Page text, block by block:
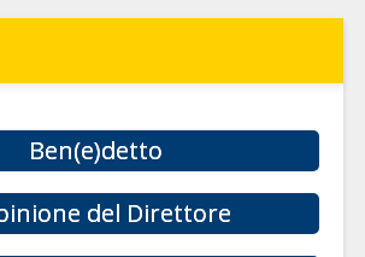
Ben(e)detto
del Direttore